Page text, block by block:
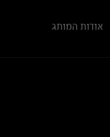
אודות המותג